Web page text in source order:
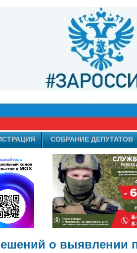
СОБРАНИЕ ДЕПУТАТОВ
о выявлении